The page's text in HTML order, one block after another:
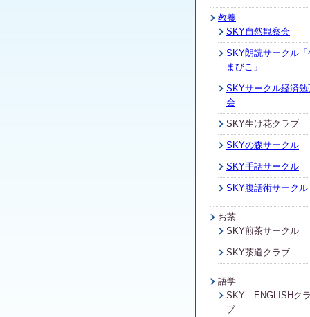
教養
SKY自然観察会
SKY朗読サークル「
まびこ」
SKYサークル経済勉
会
SKY生け花クラブ
SKYの森サークル
SKY手話サークル
SKY腹話術サークル
お茶
SKY煎茶サークル
SKY茶道クラブ
語学
SKY ENGLISHクラ
ブ